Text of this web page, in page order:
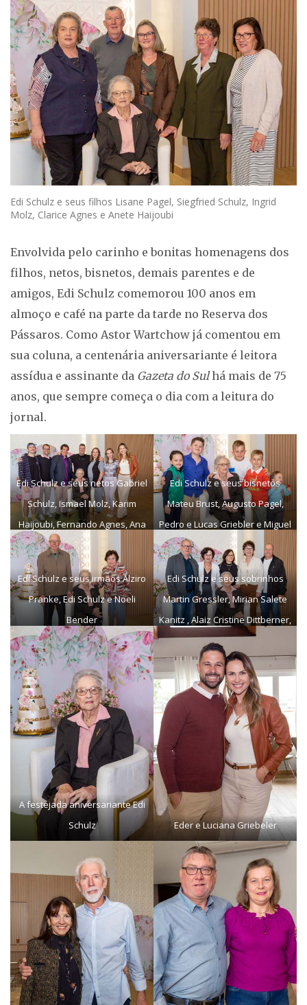
Edi Schulz e seus filhos Lisane Pagel, Siegfried Schulz, Ingrid
Molz, Clarice Agnes e Anete Haijoubi
Envolvida pelo carinho e bonitas homenagens dos
filhos, netos, bisnetos, demais parentes e de
amigos, Edi Schulz comemorou 100 anos em
almoço e café na parte da tarde no Reserva dos
Pássaros. Como Astor Wartchow já comentou em
sua coluna, a centenária aniversariante é leitora
assídua e assinante da Gazeta do Sulhá mais de 75
anos, que sempre começa o dia com a leitura do
jornal.
Edi Schulz e seus netos Gabriel
Schulz, Ismael Molz, Karim
Haijoubi, Fernando Agnes, Ana
Carolina Pagel, Ana Paula Pagel
e Luciana Molz Griebler
Edi Schulz e seus bisnetos
Mateu Brust, Augusto Pagel,
Pedro e Lucas Griebler e Miguel
Brust
Edi Schulz e seus irmãos Alziro
Pranke, Edi Schulz e Noeli
Bender
Edi Schulz e seus sobrinhos
Martin Gressler, Mirian Salete
Kanitz , Alaiz Cristine Dittberner,
Marcia Solange Bender e Fabio
Willi Pranke
A festejada aniversariante Edi
Schulz
Eder e Luciana Griebeler